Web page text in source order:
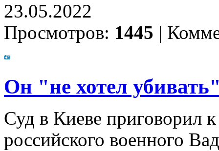
23.05.2022
Просмотров: 1445 |
Он "не хотел
Суд в Киеве приговорил
российского военного